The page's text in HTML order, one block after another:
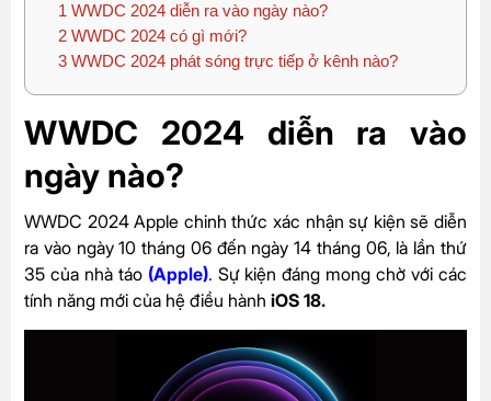
1 WWDC 2024 diễn ra vào ngày nào?
2 WWDC 2024 có gì mới?
3 WWDC 2024 phát sóng trực tiếp ở kênh nào?
WWDC 2024 diễn ra vào
ngày nào?
WWDC 2024 Apple chinh thức xác nhận sự kiện sẽ diễn
ra vào ngày 10 tháng 06 đến ngày 14 tháng 06, là lần thứ
35 của nhà táo (Apple). Sự kiện đáng mong chờ với các
tính năng mới của hệ điều hành iOS 18.